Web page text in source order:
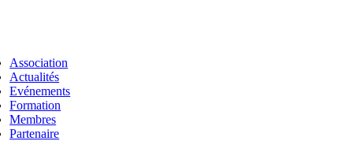
Association
Actualités
Evénements
Formation
Membres
Partenaire